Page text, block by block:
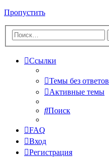
Пропустить
Ссылки
Темы без ответов
Активные темы
Поиск
FAQ
Вход
Регистрация